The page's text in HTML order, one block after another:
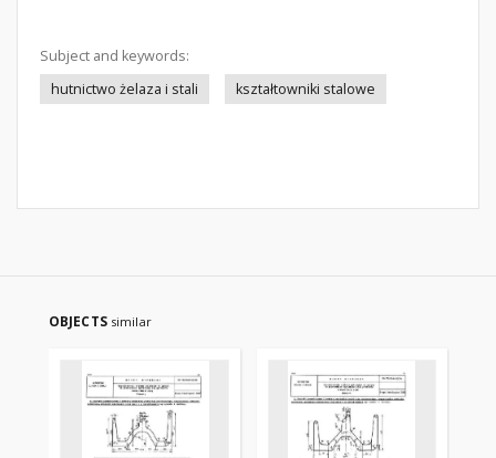
Subject and keywords:
hutnictwo żelaza i stali
kształtowniki stalowe
OBJECTS similar